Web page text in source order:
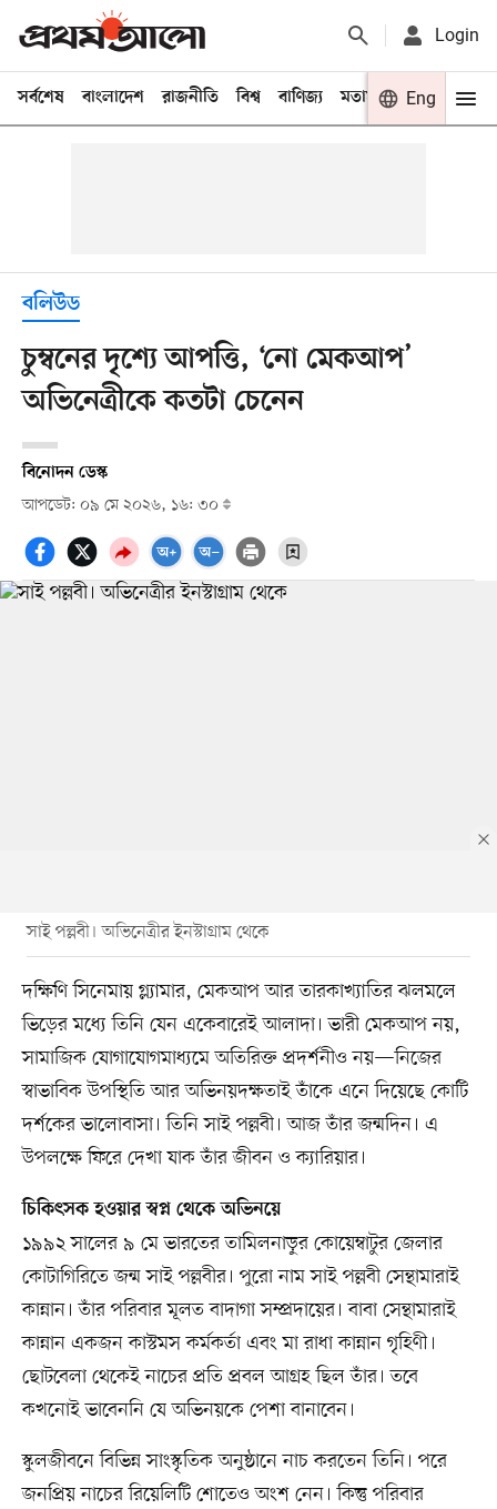
Login
সর্বশেষ বাংলাদেশ রাজনীতি বিশ্ব বাণিজ্য মতামত খেলা
Eng
বলিউড
চুম্বনের দৃশ্যে আপত্তি, ‘নো মেকআপ’
অভিনেত্রীকে কতটা চেনেন
বিনোদন ডেস্ক
আপডেট: ০৯ মে ২০২৬, ১৬: ৩০
সাই পল্লবী। অভিনেত্রীর ইনস্টাগ্রাম থেকে
দক্ষিণি সিনেমায় গ্ল্যামার, মেকআপ আর তারকাখ্যাতির ঝলমলে
ভিড়ের মধ্যে তিনি যেন একেবারেই আলাদা। ভারী মেকআপ নয়,
সামাজিক যোগাযোগমাধ্যমে অতিরিক্ত প্রদর্শনীও নয়—নিজের
স্বাভাবিক উপস্থিতি আর অভিনয়দক্ষতাই তাঁকে এনে দিয়েছে কোটি
দর্শকের ভালোবাসা। তিনি সাই পল্লবী। আজ তাঁর জন্মদিন। এ
উপলক্ষে ফিরে দেখা যাক তাঁর জীবন ও ক্যারিয়ার।
চিকিৎসক হওয়ার স্বপ্ন থেকে অভিনয়ে
১৯৯২ সালের ৯ মে ভারতের তামিলনাড়ুর কোয়েম্বাটুর জেলার
কোটাগিরিতে জন্ম সাই পল্লবীর। পুরো নাম সাই পল্লবী সেন্থামারাই
কান্নান। তাঁর পরিবার মূলত বাদাগা সম্প্রদায়ের। বাবা সেন্থামারাই
কান্নান একজন কাস্টমস কর্মকর্তা এবং মা রাধা কান্নান গৃহিণী।
ছোটবেলা থেকেই নাচের প্রতি প্রবল আগ্রহ ছিল তাঁর। তবে
কখনোই ভাবেননি যে অভিনয়কে পেশা বানাবেন।
স্কুলজীবনে বিভিন্ন সাংস্কৃতিক অনুষ্ঠানে নাচ করতেন তিনি। পরে
জনপ্রিয় নাচের রিয়েলিটি শোতেও অংশ নেন। কিন্তু পরিবার